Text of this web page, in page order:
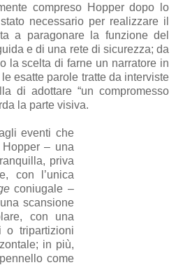
compreso Hopper dopo lo
necessario per realizzare il
a paragonare la funzione del
e di una rete di sicurezza; da
la scelta di farne un narratore in
esatte parole tratte da interviste
di adottare “un compromesso
la parte visiva.
eventi che
– una
priva
con l’unica
coniugale –
scansione
con una
o tripartizioni
in più,
come